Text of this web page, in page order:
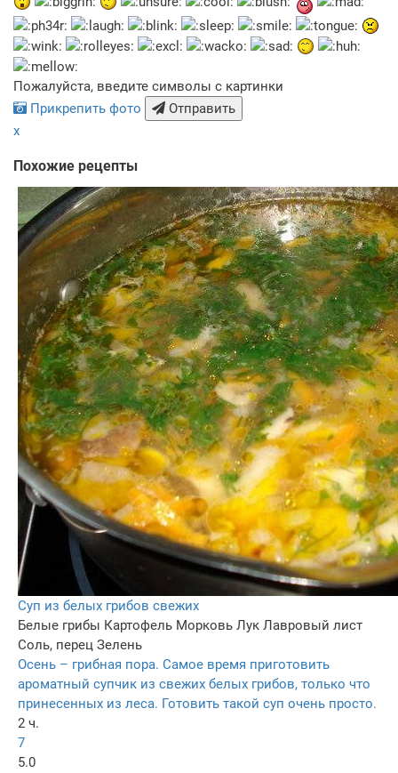
Пожалуйста, введите символы с картинки
Прикрепить фото
Отправить
x
Похожие рецепты
Суп из белых грибов свежих
Белые грибы Картофель Морковь Лук Лавровый лист
Соль, перец Зелень
Осень – грибная пора. Самое время приготовить
ароматный супчик из свежих белых грибов, только что
принесенных из леса. Готовить такой суп очень просто.
2 ч.
7
5.0